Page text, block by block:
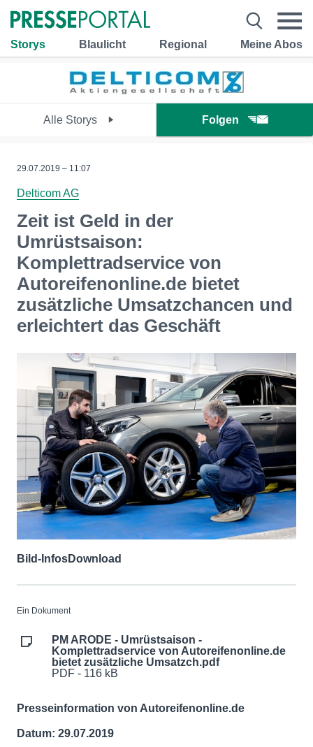
Storys Blaulicht Regional Meine Abos
Alle Storys Folgen
29.07.2019 – 11:07
Delticom AG
Zeit ist Geld in der
Umrüstsaison:
Komplettradservice von
Autoreifenonline.de bietet
zusätzliche Umsatzchancen und
erleichtert das Geschäft
Bild-InfosDownload
Ein Dokument
PM ARODE - Umrüstsaison -
Komplettradservice von Autoreifenonline.de
bietet zusätzliche Umsatzch.pdf
PDF - 116 kB
Presseinformation von Autoreifenonline.de
Datum: 29.07.2019